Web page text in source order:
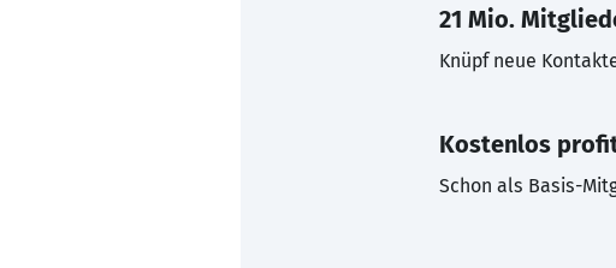
21 Mio.
Knüpf neue
Kostenlos
Schon als Basis-